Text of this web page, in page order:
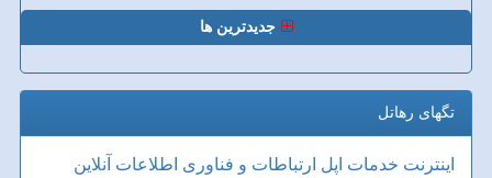
جدیدترین ها
تگهای رهاتل
اینترنت خدمات اپل ارتباطات و فناوری اطلاعات آنلاین